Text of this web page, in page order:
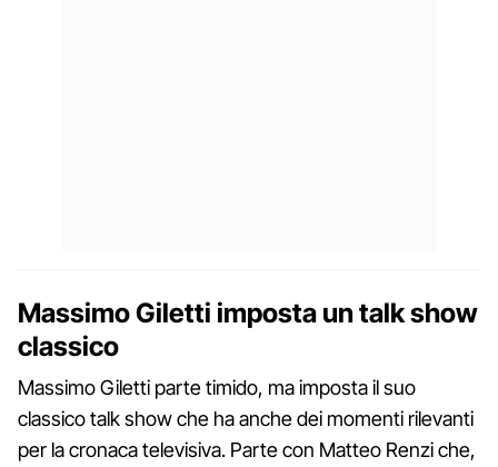
Massimo Giletti imposta un talk show
classico
Massimo Giletti parte timido, ma imposta il suo
classico talk show che ha anche dei momenti rilevanti
per la cronaca televisiva. Parte con Matteo Renzi che,